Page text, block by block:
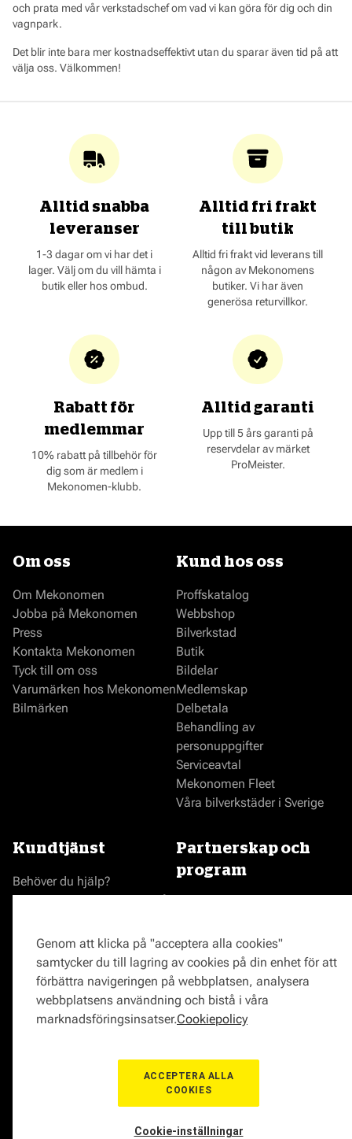
och prata med vår verkstadschef om vad vi kan göra för dig och din
vagnpark.
Det blir inte bara mer kostnadseffektivt utan du sparar även tid på att
välja oss. Välkommen!
Alltid snabba
leveranser
1-3 dagar om vi har det i
lager. Välj om du vill hämta i
butik eller hos ombud.
Alltid fri frakt
till butik
Alltid fri frakt vid leverans till
någon av Mekonomens
butiker. Vi har även
generösa returvillkor.
Rabatt för
medlemmar
10% rabatt på tillbehör för
dig som är medlem i
Mekonomen-klubb.
Alltid garanti
Upp till 5 års garanti på
reservdelar av märket
ProMeister.
Om oss
Om Mekonomen
Jobba på Mekonomen
Press
Kontakta Mekonomen
Tyck till om oss
Varumärken hos Mekonomen
Bilmärken
Kund hos oss
Proffskatalog
Webbshop
Bilverkstad
Butik
Bildelar
Medlemskap
Delbetala
Behandling av
personuppgifter
Serviceavtal
Mekonomen Fleet
Våra bilverkstäder i Sverige
Kundtjänst
Behöver du hjälp?
Reklamationer och klagomål
Frågor om verkstäder?
Partnerskap och
program
Prisgaranti
Vägassistans
ProMeister
Onlinemagasin
0771-72 00 00
© Mekonomen Sverige 2026
Om Cookies
Genom att klicka på "acceptera alla cookies"
samtycker du till lagring av cookies på din enhet för att
förbättra navigeringen på webbplatsen, analysera
webbplatsens användning och bistå i våra
marknadsföringsinsatser.Cookiepolicy
ACCEPTERA ALLA
COOKIES
Cookie-inställningar